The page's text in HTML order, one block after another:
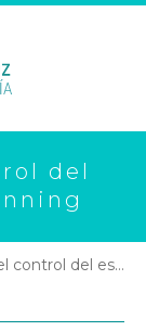
del
estrés II. Planeta Running